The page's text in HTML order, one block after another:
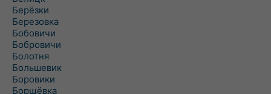
Берёзки
Березовка
Бобовичи
Бобровичи
Болотня
Большевик
Боровики
Борщёвка